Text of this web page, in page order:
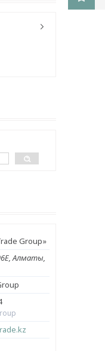
Group»
Алматы,